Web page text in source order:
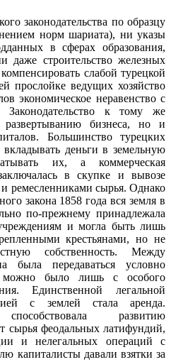
законодательства по образцу
норм шариата), ни указы
в сферах образования,
даже строительство железных
слабой турецкой
прослойке ведущих хозяйство
экономическое неравенство с
Законодательство к тому же
развертыванию бизнеса, но и
Большинство турецких
вкладывать деньги в земельную
их, а коммерческая
в скупке и вывозе
ремесленниками сырья. Однако
закона 1858 года вся земля в
по-прежнему принадлежала
и могла быть лишь
крестьянами, но не
собственность. Между
была передаваться условно
можно было лишь с особого
Единственной легальной
с землей стала аренда.
развитию
сырья феодальных латифундий,
и нелегальных операций с
капиталисты давали взятки за